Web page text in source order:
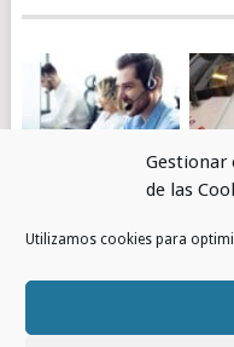
Gestionar
de las
Utilizamos cookies para
TRABAJO DE